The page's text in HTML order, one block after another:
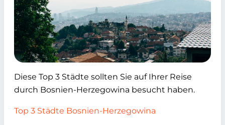
Diese Top 3 Städte sollten Sie auf Ihrer Reise
durch Bosnien-Herzegowina besucht haben.
Top 3 Städte Bosnien-Herzegowina